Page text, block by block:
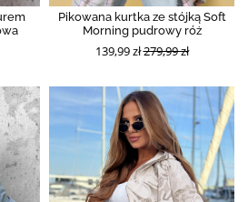
Pikowana kurtka ze stójką Soft
Morning pudrowy róż
139,99 zł279,99 zł